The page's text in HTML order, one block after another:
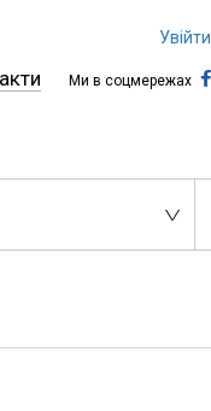
Ми в соцмережах
Увійти